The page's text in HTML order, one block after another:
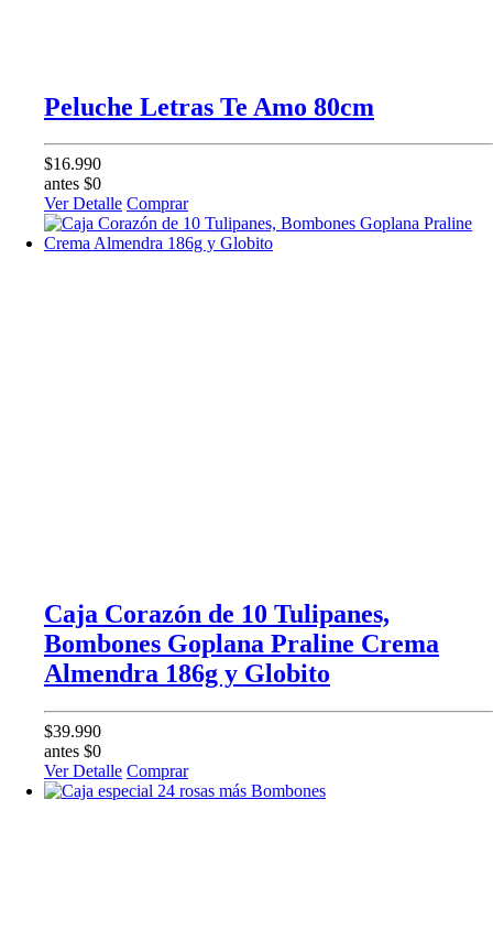
Peluche Letras Te Amo 80cm
$16.990
antes $0
Ver Detalle Comprar
Caja Corazón de 10 Tulipanes,
Bombones Goplana Praline Crema
Almendra 186g y Globito
$39.990
antes $0
Ver Detalle Comprar